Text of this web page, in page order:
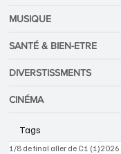
MUSIQUE
SANTÉ & BIEN-ETRE
DIVERSTISSMENTS
CINÉMA
Tags
1/8 de final aller de C1 (1)1 post
2026